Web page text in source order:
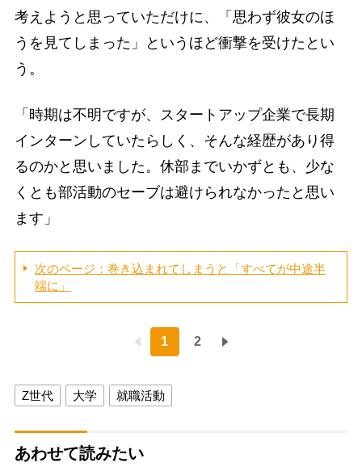
考えようと思っていただけに、「思わず彼女のほ
うを見てしまった」というほど衝撃を受けたとい
う。
「時期は不明ですが、スタートアップ企業で長期
インターンしていたらしく、そんな経歴があり得
るのかと思いました。休部までいかずとも、少な
くとも部活動のセーブは避けられなかったと思い
ます」
次のページ：巻き込まれてしまうと「すべてが中途半
端に」
1 2
Z世代 大学 就職活動
あわせて読みたい